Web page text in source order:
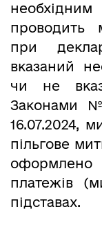
проводить
при
вказаний
чи не
Законами
16.07.2024,
пільгове
платежів
підставах.